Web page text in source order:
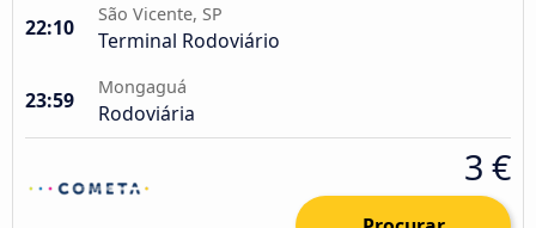
22:10
São Vicente, SP
Terminal Rodoviário
23:59
Mongaguá
Rodoviária
3 €